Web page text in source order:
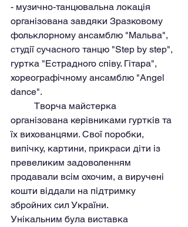
- музично-танцювальна локація
організована завдяки Зразковому
фольклорному ансамблю "Мальва",
студії сучасного танцю "Step by step",
гуртка "Естрадного співу. Гітара",
хореографічному ансамблю "Angel
dance".
організована керівниками гуртків та
їх вихованцями. Свої поробки,
випічку, картини, прикраси діти із
превеликим задоволенням
продавали всім охочим, а виручені
кошти віддали на підтримку
збройних сил України.
Унікальним була виставка